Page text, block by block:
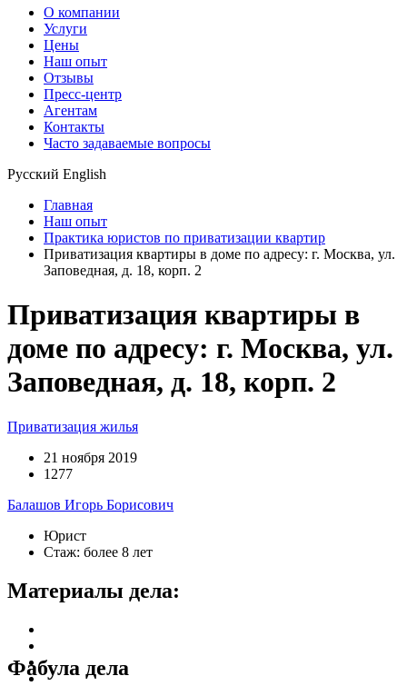
О компании
Услуги
Цены
Наш опыт
Отзывы
Пресс-центр
Агентам
Контакты
Часто задаваемые вопросы
Русский English
Главная
Наш опыт
Практика юристов по приватизации квартир
Приватизация квартиры в доме по адресу: г. Москва, ул.
Заповедная, д. 18, корп. 2
Приватизация квартиры в
доме по адресу: г. Москва, ул.
Заповедная, д. 18, корп. 2
Приватизация жилья
21 ноября 2019
1277
Балашов Игорь Борисович
Юрист
Стаж: более 8 лет
Материалы дела:
Фабула дела